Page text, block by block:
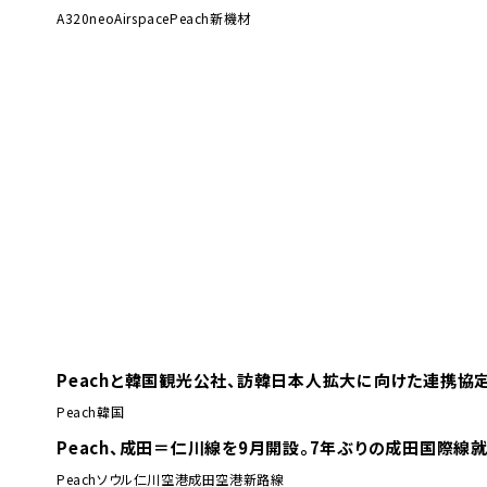
A320neoAirspacePeach新機材
Peachと韓国観光公社、訪韓日本人拡大に向けた連携協
Peach韓国
Peach、成田＝仁川線を9月開設。7年ぶりの成田国際線
Peachソウル仁川空港成田空港新路線